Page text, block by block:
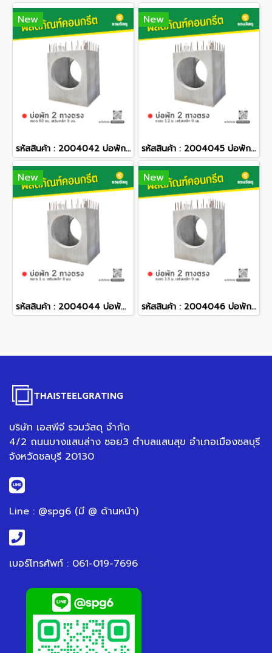
New
รหัสสินค้า : 2004042 บ่อพักคอนกรีต 2 ทางตรง ขนาด 60 ซม. เสริมเหล็ก 9 มม.
New
รหัสสินค้า : 2004045 บ่อพักคอนกรีต 2 ทางตรง ขนาด 1.2 ม. เสริมเหล็ก 9 มม.
New
รหัสสินค้า : 2004044 บ่อพักคอนกรีต 2 ทางตรง ขนาด 1 ม. เสริมเหล็ก 9 มม.
New
รหัสสินค้า : 2004046 บ่อพักคอนกรีต 2 ทางตรง ขนาด 1.5 ม. เสริมเหล็ก 9 มม.
บริษัท เอสพีจี รวมวัสดุ จำกัด
4/2 ถนนบางแสนล่าง ซอย3 ตำบลแสนสุข อำเภอเมืองชลบุรี
จังหวัดชลบุรี 20130
Line : @spg6 (มี @ ด้านหน้า)
เบอร์โทรศัพท์ : 061-019-7696